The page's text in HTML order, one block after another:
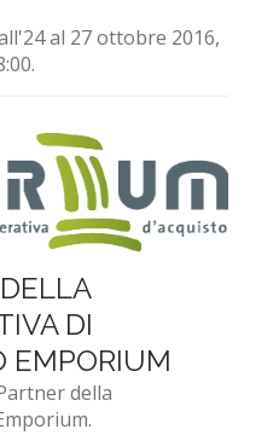
al 27 ottobre 2016,
DI
EMPORIUM
della